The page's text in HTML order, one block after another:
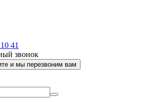
41
звонок
и мы перезвоним вам